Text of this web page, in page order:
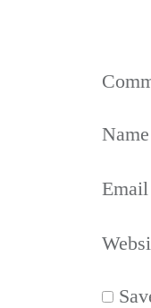
Name
Email